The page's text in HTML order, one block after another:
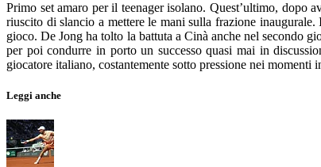
Primo set amaro per il teenager isolano. Quest’ultimo, dopo
riuscito di slancio a mettere le mani sulla frazione
gioco. De Jong ha tolto la battuta a Cinà anche nel secondo
per poi condurre in porto un successo quasi mai in
giocatore italiano, costantemente sotto pressione nei
Leggi anche